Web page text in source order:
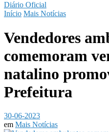
Diário Oficial
Início Mais Notícias
Vendedores
comemoram
natalino
Prefeitura
30-06-2023
em Mais Notícias